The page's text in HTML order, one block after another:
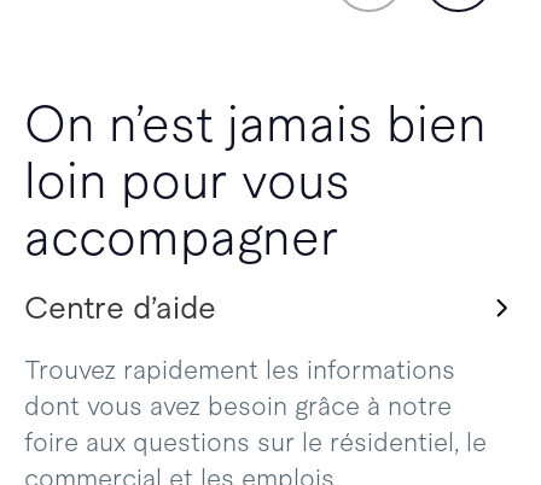
On n’est jamais bien
loin pour vous
accompagner
Centre d’aide
Trouvez rapidement les informations
dont vous avez besoin grâce à notre
foire aux questions sur le résidentiel, le
commercial et les emplois.